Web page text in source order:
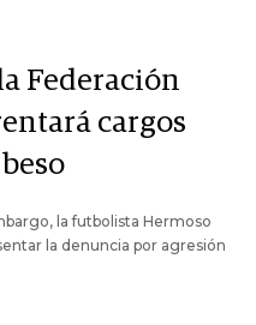
Federación
cargos
la futbolista Hermoso
la denuncia por agresión